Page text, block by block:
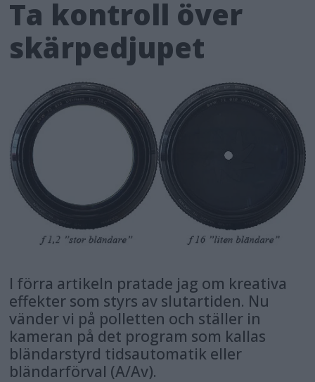
Ta kontroll över
skärpedjupet
I förra artikeln pratade jag om kreativa
effekter som styrs av slutartiden. Nu
vänder vi på polletten och ställer in
kameran på det program som kallas
bländarstyrd tidsautomatik eller
bländarförval (A/Av).